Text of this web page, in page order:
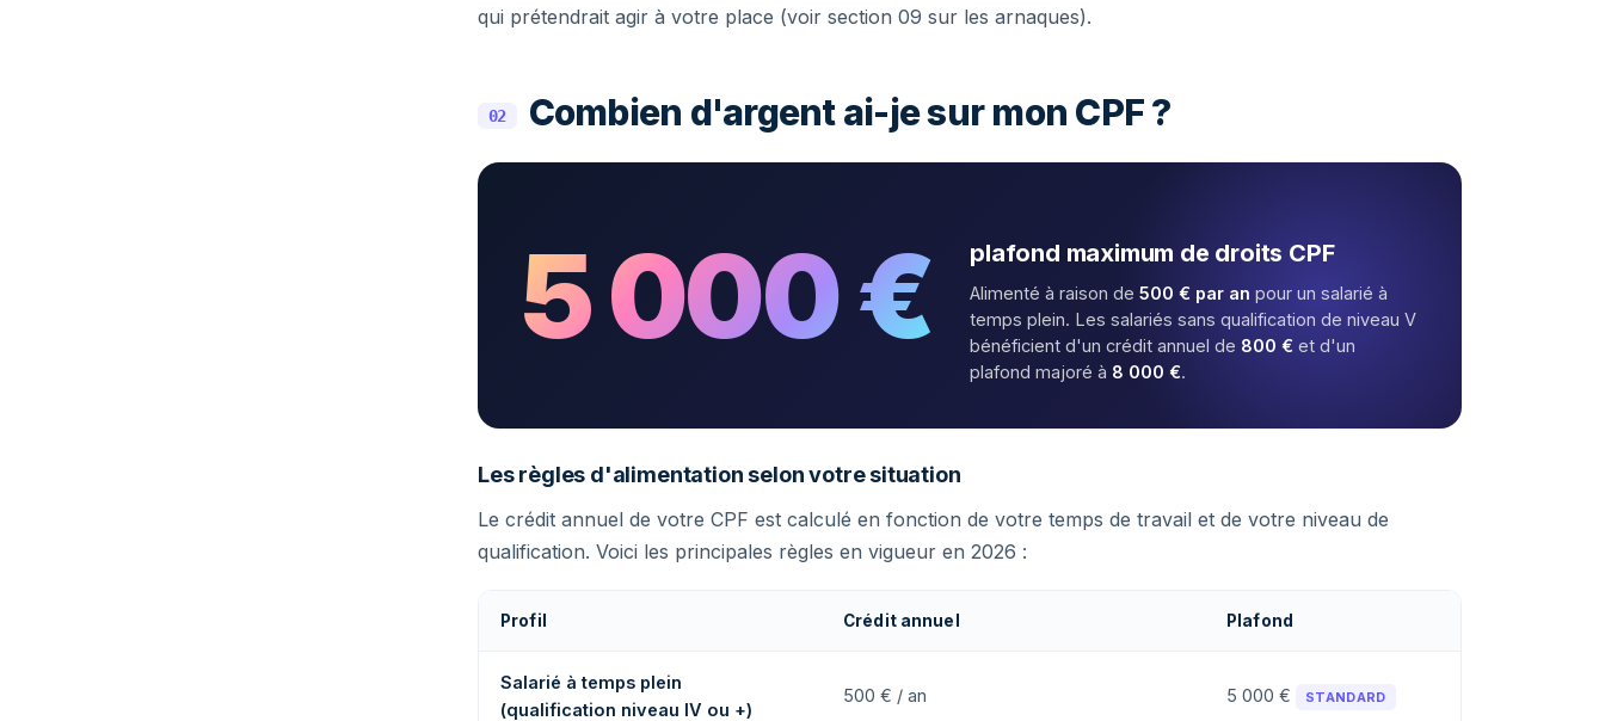
qui prétendrait agir à votre place (voir section 09 sur les arnaques).
02 Combien d'argent ai-je sur mon CPF ?
5 000 € plafond maximum de droits CPF
Alimenté à raison de500 € par an pour un salarié à
temps plein. Les salariés sans qualification de niveau V
bénéficient d'un crédit annuel de 800 € et d'un
plafond majoré à 8 000 €.
Les règles d'alimentation selon votre situation
Le crédit annuel de votre CPF est calculé en fonction de votre temps de travail et de votre niveau de
qualification. Voici les principales règles en vigueur en 2026 :
Profil Crédit annuel Plafond
Salarié à temps plein
(qualification niveau IV ou +)
500 € / an 5 000 € STANDARD